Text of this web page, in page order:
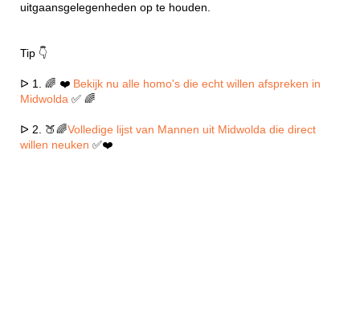
uitgaansgelegenheden op te houden.
Tip 👇
ᐅ 1. 🌈 ❤️ Bekijk nu alle homo's die echt willen afspreken in
Midwolda ✅ 🌈
ᐅ 2. 🍑🌈Volledige lijst van Mannen uit Midwolda die direct
willen neuken ✅❤️